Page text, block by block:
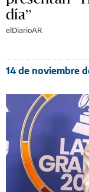
día”
elDiarioAR
14 de noviembre